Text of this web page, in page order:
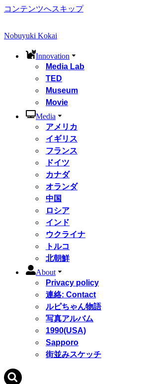
コンテンツへスキップ
Nobuyuki Kokai
Innovation
Media Lab
TED
Museum
Movie
Media
アメリカ
イギリス
フランス
ドイツ
カナダ
オランダ
中国
ロシア
インド
ウクライナ
トルコ
北朝鮮
About
Privacy policy
連絡: Contact
ルピちゃん物語
写真アルバム
1990(USA)
Sapporo
街並みスケッチ